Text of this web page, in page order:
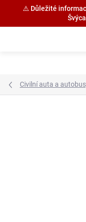
Civilní auta a
⚠️ Důležité